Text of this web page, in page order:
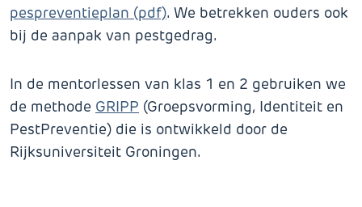
pespreventieplan (pdf). We betrekken ouders ook
bij de aanpak van pestgedrag.
In de mentorlessen van klas 1 en 2 gebruiken we
de methode GRIPP (Groepsvorming, Identiteit en
PestPreventie) die is ontwikkeld door de
Rijksuniversiteit Groningen.